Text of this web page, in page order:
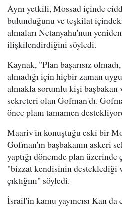
Aynı yetkili, Mossad içinde
bulunduğunu ve teşkilat
almaları Netanyahu'nun
ilişkilendirdiğini söyledi.
Kaynak, "Plan başarısız
almadığı için hiçbir zaman
almakla sorumlu kişi başbakan
sekreteri olan Gofman'dı.
önce planı tamamen
Maariv'in konuştuğu eski bir
Gofman'ın başbakanın askeri
yaptığı dönemde plan üzerinde
"bizzat kendisinin desteklediği
çıktığını" söyledi.
İsrail'in kamu yayıncısı Kan